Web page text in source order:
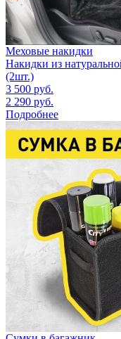
Меховые накидки
Накидки из
(2шт.)
3 500 руб.
2 290 руб.
Подробнее